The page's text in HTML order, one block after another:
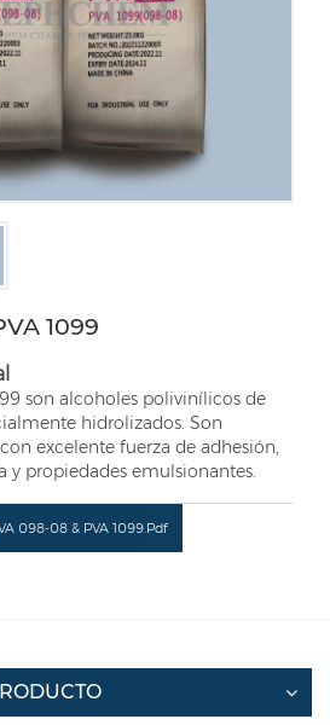
1099
son alcoholes polivinílicos de
hidrolizados. Son
excelente fuerza de adhesión,
propiedades emulsionantes.
098-08 & PVA 1099.pdf